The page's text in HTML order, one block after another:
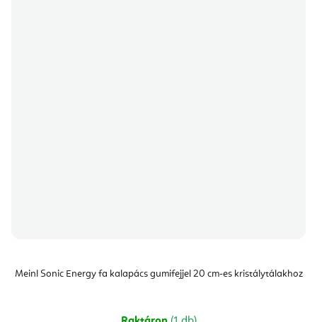
Meinl Sonic Energy fa kalapács gumifejjel 20 cm-es kristálytálakhoz